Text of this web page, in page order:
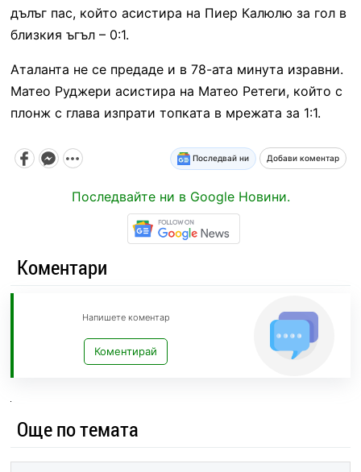
дълъг пас, който асистира на Пиер Калюлю за гол в
близкия ъгъл – 0:1.
Аталанта не се предаде и в 78-ата минута изравни.
Матео Руджери асистира на Матео Ретеги, който с
плонж с глава изпрати топката в мрежата за 1:1.
Последвай ни Добави коментар
Последвайте ни в Google Новини.
Коментари
Напишете коментар
Коментирай
Още по темата